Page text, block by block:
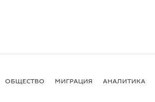
ОБЩЕСТВО МИГРАЦИЯ АНАЛИТИКА